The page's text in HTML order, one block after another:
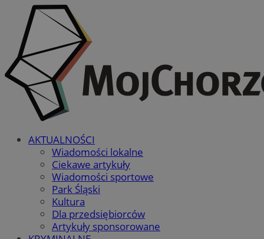
AKTUALNOŚCI
Wiadomości lokalne
Ciekawe artykuły
Wiadomości sportowe
Park Śląski
Kultura
Dla przedsiębiorców
Artykuły sponsorowane